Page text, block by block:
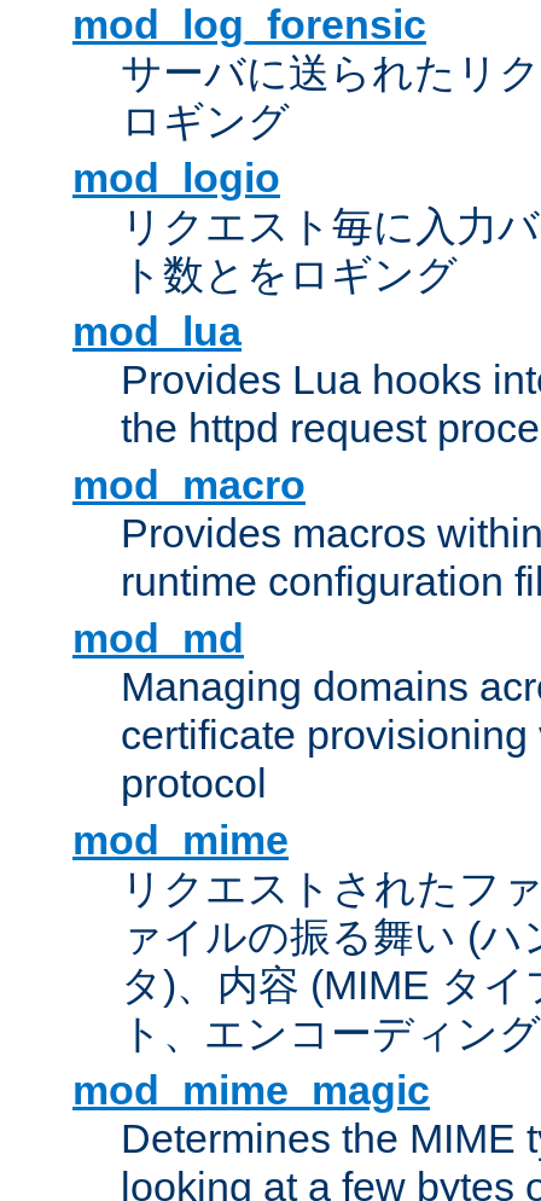
mod_log_forensic
サーバに送られたリ
ロギング
mod_logio
リクエスト毎に入力
ト数とをロギング
mod_lua
Provides Lua hooks
the httpd request
mod_macro
Provides macros
runtime configuration
mod_md
Managing domains
certificate provisioning
protocol
mod_mime
リクエストされたフ
ァイルの振る舞い (
タ)、内容 (MIME タ
ト、エンコーディン
mod_mime_magic
Determines the MIME
looking at a few bytes